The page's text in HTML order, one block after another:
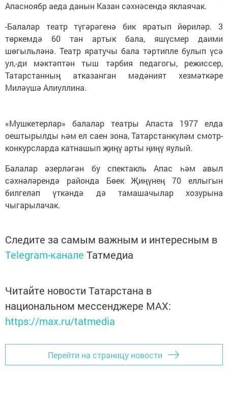
Апасноябр аеда данын Казан сәхнәсендә яклаячак.
-Балалар театр түгәрәгенә бик яратып йөриләр. 3
төркемдә 60 тан артык бала, яшүсмер даими
шөгыльләнә. Театр яратучы бала тәртипле булып үсә
ул,-ди мәктәптән тыш тәрбия педагогы, режиссер,
Татарстанның атказанган мәдәният хезмәткәре
Миләүшә Алиуллина.
«Мушкетерлар» балалар театры Апаста 1977 елда
оештырылды һәм ел саен зона, Татарстанкүләм смотр-
конкурсларда катнашып җиңү арты ңиңү яулый.
Балалар әзерләгән бу спектакль Апас һәм авыл
сәхнәләрендә районда Бөек Җиңүнең 70 еллыгын
билгеләп үткәндә дә тамашачылар хозурына
чыгарылачак.
Следите за самым важным и интересным в
Telegram-канале Татмедиа
Читайте новости Татарстана в
национальном мессенджере MАХ:
https://max.ru/tatmedia
Перейти на страницу новости